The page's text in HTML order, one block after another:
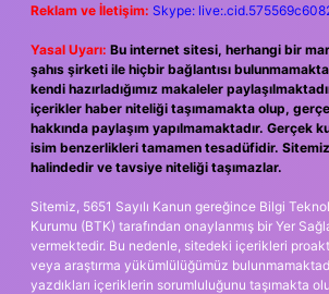
Reklam ve İletişim: Skype:
Yasal Uyarı: Bu internet sitesi, herhangi bir
şahıs şirketi ile hiçbir bağlantısı
kendi hazırladığımız makaleler
içerikler haber niteliği taşımamakta olup,
hakkında paylaşım yapılmamaktadır. Gerçek
isim benzerlikleri tamamen tesadüfidir.
halindedir ve tavsiye niteliği taşımazlar.
Sitemiz, 5651 Sayılı Kanun gereğince Bilgi
Kurumu (BTK) tarafından onaylanmış bir Yer
vermektedir. Bu nedenle, sitedeki içerikleri
veya araştırma yükümlülüğümüz
yazdıkları içeriklerin sorumluluğunu taşımakta